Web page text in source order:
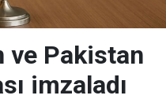
ve Pakistan
imzaladı